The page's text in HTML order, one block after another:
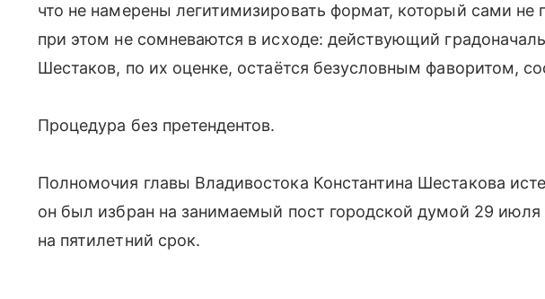
что не намерены легитимизировать формат, который сами не
при этом не сомневаются в исходе: действующий
Шестаков, по их оценке, остаётся безусловным фаворитом,
Процедура без претендентов.
Полномочия главы Владивостока Константина Шестакова
он был избран на занимаемый пост городской думой 29 июля
на пятилетний срок.